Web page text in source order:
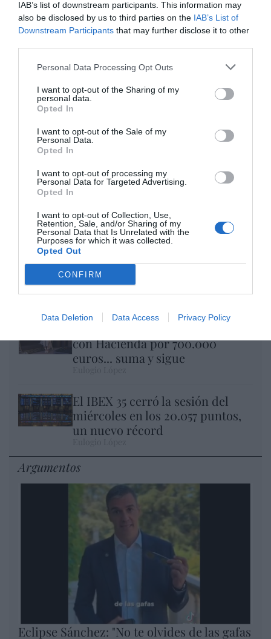
IAB’s list of downstream participants. This information may
also be disclosed by us to third parties on the IAB’s List of
Downstream Participants that may further disclose it to other
Personal Data Processing Opt Outs
I want to opt-out of the Sharing of my
personal data.
Opted In
I want to opt-out of the Sale of my
Personal Data.
Opted In
I want to opt-out of processing my
Personal Data for Targeted Advertising.
Opted In
I want to opt-out of Collection, Use,
Retention, Sale, and/or Sharing of my
Personal Data that Is Unrelated with the
Purposes for which it was collected.
Opted Out
CONFIRM
Data Deletion Data Access Privacy Policy
por Redacción
Artículos anteriores
Opinión
Enormes minucias
por Eulogio López
Nokia, Ericsson... Huawei: lo que importan
son las patentes
Eulogio López
con Hacienda por 700.000
euros... suma y sigue
El IBEX 35 cerró la sesión del
miércoles en los 20.057 puntos,
un nuevo récord
Argumentos
Eclipse Sánchez: "No te olvides de las gafas